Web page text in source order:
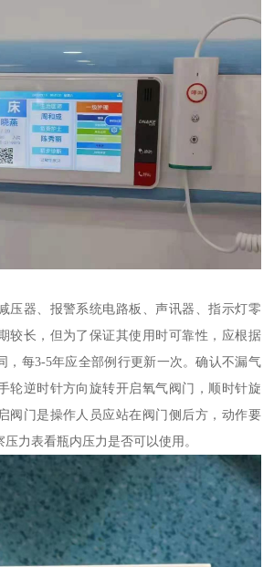
压器、报警系统电路板、声讯器、指示灯零
较长，但为了保证其使用时可靠性，应根据
，每3-5年应全部例行更新一次。确认不漏气
轮逆时针方向旋转开启氧气阀门，顺时针旋
阀门是操作人员应站在阀门侧后方，动作要
力表看瓶内压力是否可以使用。